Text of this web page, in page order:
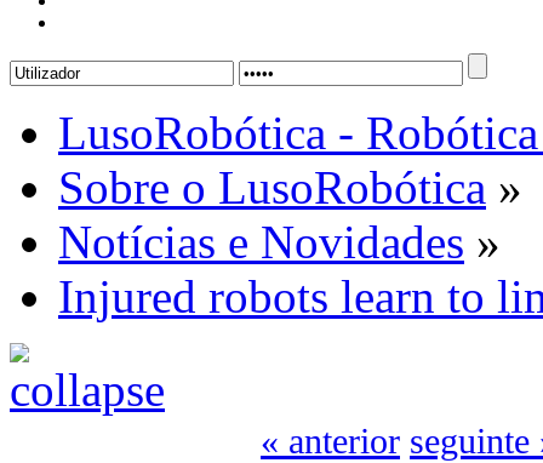
LusoRobótica -
Sobre o LusoRobótica »
Notícias e Novidades »
Injured robots learn to
« anterior seguinte